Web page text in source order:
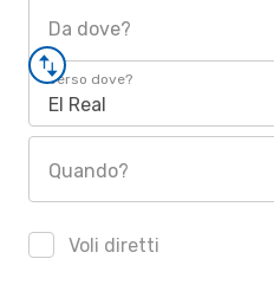
Da dove?
Verso dove?
El Real
Quando?
Voli diretti